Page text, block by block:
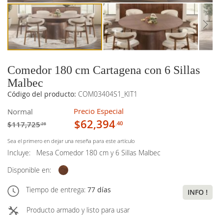
Comedor 180 cm Cartagena con 6 Sillas
Malbec
Código del producto: COM03404S1_KIT1
Normal
$117,725.28
Precio Especial
$62,394.40
Sea el primero en dejar una reseña para este artículo
Incluye:
Mesa Comedor 180 cm y 6 Sillas Malbec
Disponible en:
Tiempo de entrega: 77 días
INFO !
Producto armado y listo para usar